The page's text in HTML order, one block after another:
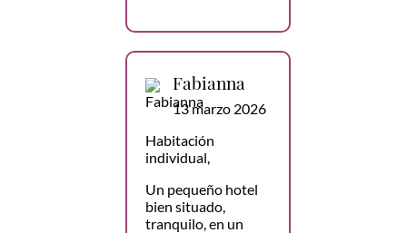
Fabianna
13 marzo 2026
Habitación
individual,
Un pequeño hotel
bien situado,
tranquilo, en un